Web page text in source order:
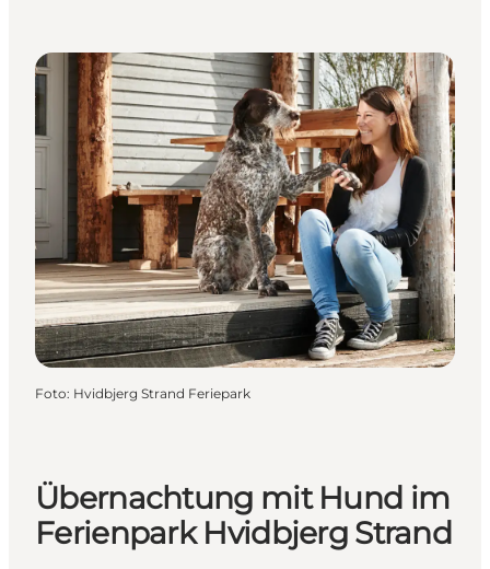
Foto: Hvidbjerg Strand Feriepark
Übernachtung mit Hund im
Ferienpark Hvidbjerg Strand